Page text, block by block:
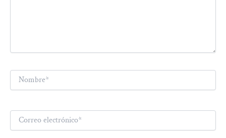
Nombre*
Correo
electrónico*